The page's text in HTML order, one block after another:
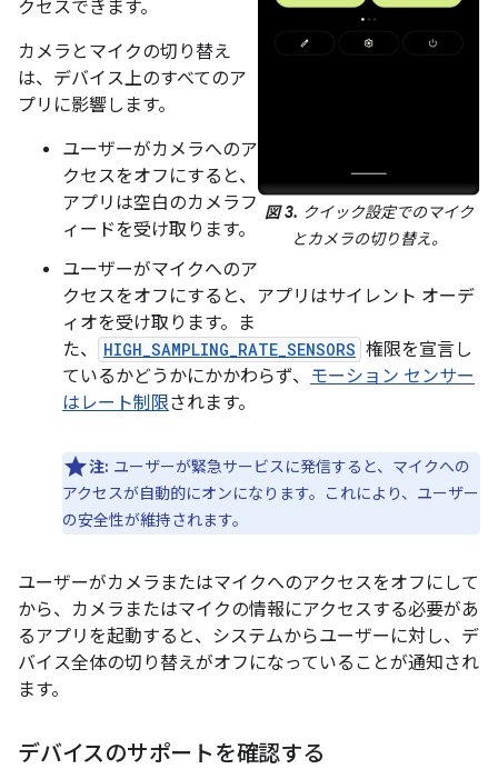
図 3. クイック設定でのマイク
とカメラの切り替え。
クセスできます。
カメラとマイクの切り替え
は、デバイス上のすべてのア
プリに影響します。
ユーザーがカメラへのア
クセスをオフにすると、
アプリは空白のカメラフ
ィードを受け取ります。
ユーザーがマイクへのア
クセスをオフにすると、アプリはサイレント オーデ
ィオを受け取ります。ま
た、
HIGH_SAMPLING_RATE_SENSORS 権限を宣言し
ているかどうかにかかわらず、 モーション センサー
はレート制限されます。
注: ユーザーが緊急サービスに発信すると、マイクへの
アクセスが自動的にオンになります。これにより、ユーザー
の安全性が維持されます。
ユーザーがカメラまたはマイクへのアクセスをオフにして
から、カメラまたはマイクの情報にアクセスする必要があ
るアプリを起動すると、システムからユーザーに対し、デ
バイス全体の切り替えがオフになっていることが通知され
ます。
デバイスのサポートを確認する